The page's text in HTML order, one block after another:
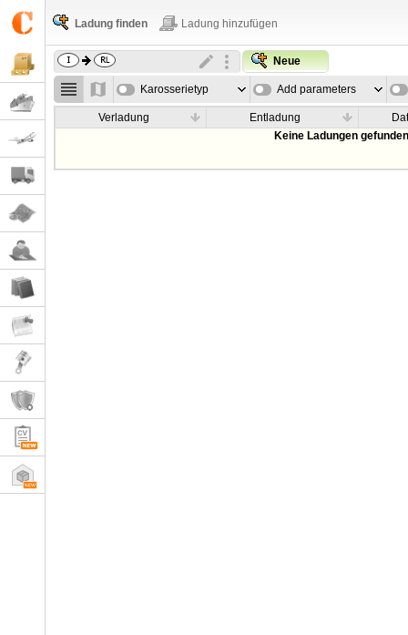
Ladung finden Ladung hinzufügen
Neue
Karosserietyp Add parameters
Verladung Entladung
Keine Ladungen